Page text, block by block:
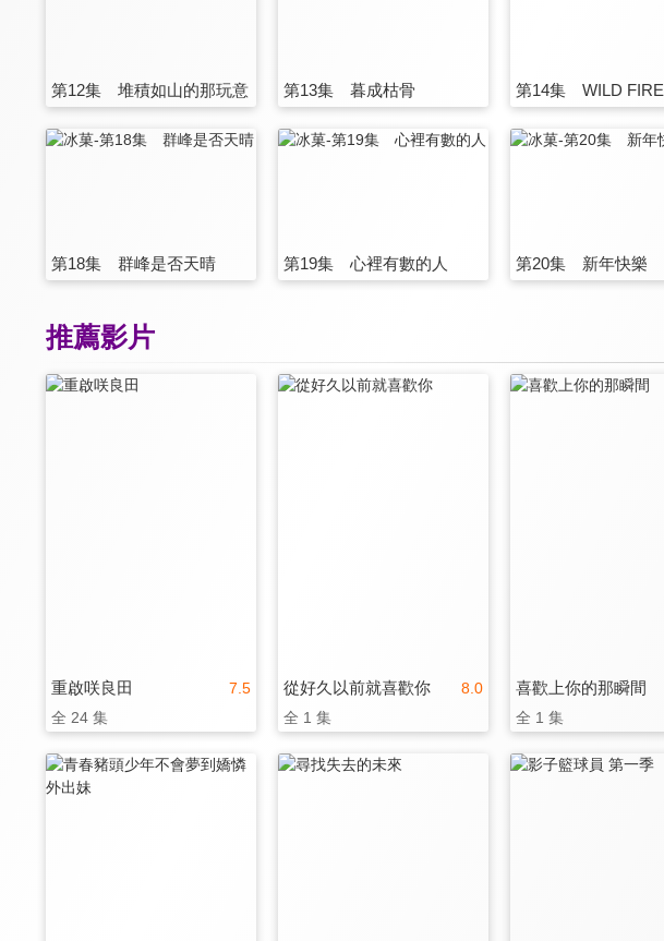
第12集 堆積如山的那玩意 第13集 暮成枯骨 第14集 WILD FIRE
第18集 群峰是否天晴 第19集 心裡有數的人 第20集 新年快樂
推薦影片
7.5
重啟咲良田
全 24 集
8.0
從好久以前就喜歡你
全 1 集
喜歡上你的那瞬間
全 1 集